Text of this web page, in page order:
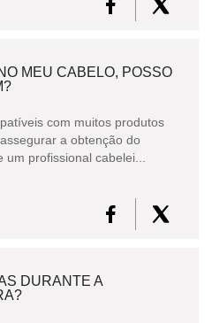
MEU CABELO, POSSO
com muitos produtos
a obtenção do
um profissional cabelei...
DURANTE A